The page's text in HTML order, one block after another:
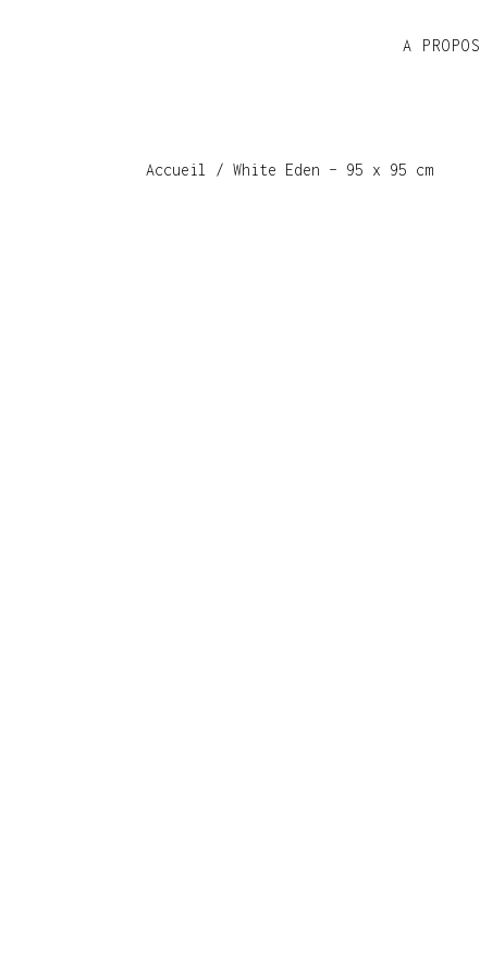
A PROPOS
Accueil / White Eden – 95 x 95 cm